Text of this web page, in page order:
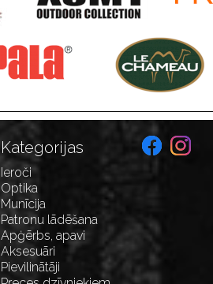
Kategorijas
Ieroči
Optika
Munīcija
Patronu lādēšana
Apģērbs, apavi
Aksesuāri
Pievilinātāji